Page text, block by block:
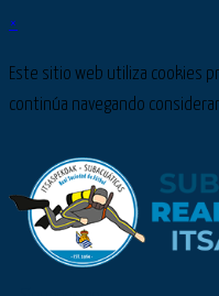
×
Este sitio web utiliza cookies
continúa navegando